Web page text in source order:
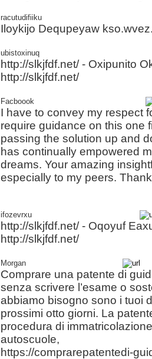
racutudifiiku
Iloykijo Dequpeyaw
ubistoxinuq
http://slkjfdf.net/ - Oxipunito
http://slkjfdf.net/
Facboook
I have to convey my respect
require guidance on this one
passing the solution up and
has continually empowered
dreams. Your amazing
especially to my peers.
ifozevrxu
http://slkjfdf.net/ - Oqoyuf
http://slkjfdf.net/
Morgan
Comprare una patente di
senza scrivere l’esame o
abbiamo bisogno sono i tuoi
prossimi otto giorni. La
procedura di
autoscuole,
https://comprarepatentedi-